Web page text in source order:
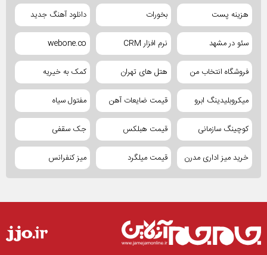
هزینه پست بخورات دانلود آهنگ جدید
سئو در مشهد نرم افزار CRM webone.co
فروشگاه انتخاب من هتل های تهران کمک به خیریه
میکروبلیدینگ ابرو قیمت ضایعات آهن مفتول سیاه
کوچینگ سازمانی قیمت هبلکس جک سقفی
خرید میز اداری مدرن قیمت میلگرد میز کنفرانس